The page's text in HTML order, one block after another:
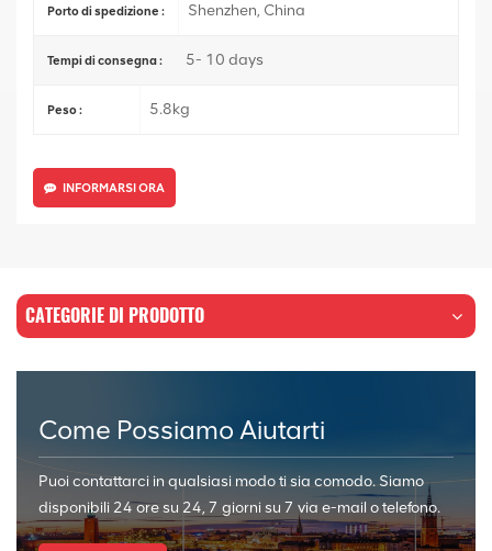
Porto di spedizione : Shenzhen, China
Tempi di consegna : 5- 10 days
Peso : 5.8kg
INFORMARSI ORA
CATEGORIE DI PRODOTTO
Come Possiamo Aiutarti
Puoi contattarci in qualsiasi modo ti sia comodo. Siamo
disponibili 24 ore su 24, 7 giorni su 7 via e-mail o telefono.